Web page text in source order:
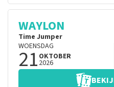
WAYLON
Time Jumper
WOENSDAG
21 OKTOBER
2026